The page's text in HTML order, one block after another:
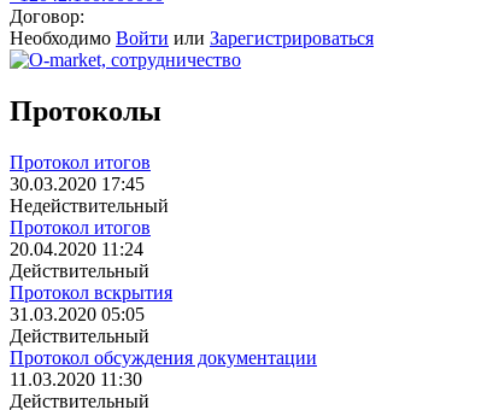
Договор:
Необходимо Войти или Зарегистрироваться
Протоколы
Протокол итогов
30.03.2020 17:45
Недействительный
Протокол итогов
20.04.2020 11:24
Действительный
Протокол вскрытия
31.03.2020 05:05
Действительный
Протокол обсуждения документации
11.03.2020 11:30
Действительный